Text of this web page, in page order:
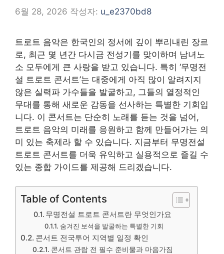
6월 28, 2026 작성자: u_e2370bd8
트로트 음악은 한국인의 정서에 깊이 뿌리내린 장르
로, 최근 몇 년간 다시금 전성기를 맞이하며 남녀노
소 모두에게 큰 사랑을 받고 있습니다. 특히 ‘무명전
설 트로트 콘서트’는 대중에게 아직 많이 알려지지
않은 실력파 가수들을 발굴하고, 그들의 열정적인
무대를 통해 새로운 감동을 선사하는 특별한 기회입
니다. 이 콘서트는 단순히 노래를 듣는 것을 넘어,
트로트 음악의 미래를 응원하고 함께 만들어가는 의
미 있는 축제라 할 수 있습니다. 지금부터 무명전설
트로트 콘서트를 더욱 유익하고 실용적으로 즐길 수
있는 종합 가이드를 제공해 드리겠습니다.
Table of Contents
무명전설 트로트 콘서트란 무엇인가요
숨겨진 보석을 발굴하는 특별한 기회
콘서트 전국투어 지역별 일정 확인
콘서트 관람 전 필수 준비물과 마음가짐